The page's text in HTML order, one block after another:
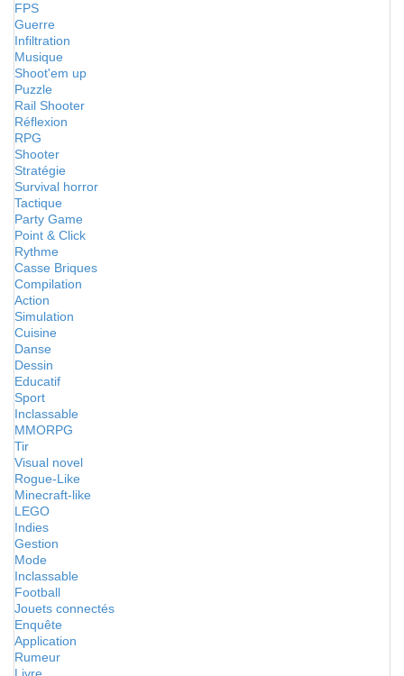
FPS
Guerre
Infiltration
Musique
Shoot'em up
Puzzle
Rail Shooter
Réflexion
RPG
Shooter
Stratégie
Survival horror
Tactique
Party Game
Point & Click
Rythme
Casse Briques
Compilation
Action
Simulation
Cuisine
Danse
Dessin
Educatif
Sport
Inclassable
MMORPG
Tir
Visual novel
Rogue-Like
Minecraft-like
LEGO
Indies
Gestion
Mode
Inclassable
Football
Jouets connectés
Enquête
Application
Rumeur